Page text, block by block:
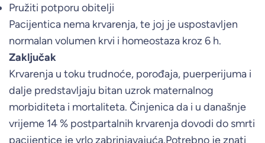
Pružiti potporu obitelji
Pacijentica nema krvarenja, te joj je uspostavljen
normalan volumen krvi i homeostaza kroz 6 h.
Zaključak
Krvarenja u toku trudnoće, porođaja, puerperijuma i
dalje predstavljaju bitan uzrok maternalnog
morbiditeta i mortaliteta. Činjenica da i u današnje
vrijeme 14 % postpartalnih krvarenja dovodi do smrti
pacijentice je vrlo zabrinjavajuća.Potrebno je znati